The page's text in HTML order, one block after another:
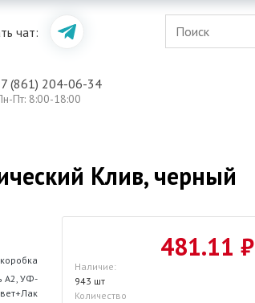
чат:
(861) 204-06-34
Пт: 8:00-18:00
Клив, черный
А2, УФ-
481.11 ₽
Наличие:
943 шт
Количество